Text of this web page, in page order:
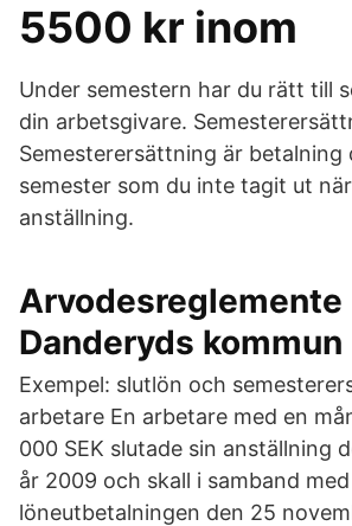
5500 kr inom
Under semestern har du rätt till
din arbetsgivare.
Semesterersättning är betalning
semester som du inte tagit ut
anställning.
Arvodesreglemente
Danderyds kommun
Exempel: slutlön och
arbetare En arbetare med en
000 SEK slutade sin anställning
år 2009 och skall i samband med
löneutbetalningen den 25